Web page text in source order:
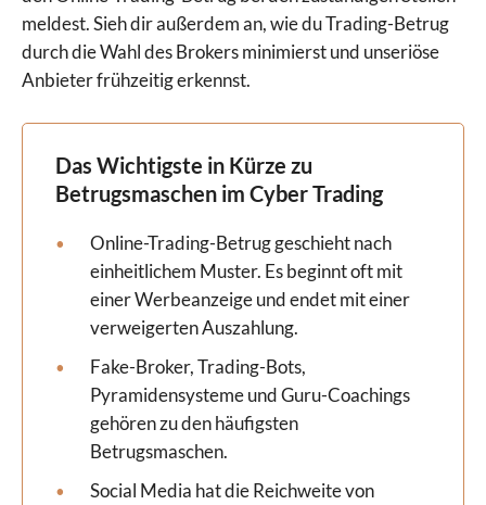
meldest. Sieh dir außerdem an, wie du Trading-Betrug
durch die Wahl des Brokers minimierst und unseriöse
Anbieter frühzeitig erkennst.
Das Wichtigste in Kürze zu
Betrugsmaschen im Cyber Trading
Online-Trading-Betrug geschieht nach
einheitlichem Muster. Es beginnt oft mit
einer Werbeanzeige und endet mit einer
verweigerten Auszahlung.
Fake-Broker, Trading-Bots,
Pyramidensysteme und Guru-Coachings
gehören zu den häufigsten
Betrugsmaschen.
Social Media hat die Reichweite von